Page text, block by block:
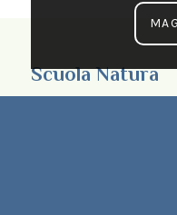
Scuola Natura